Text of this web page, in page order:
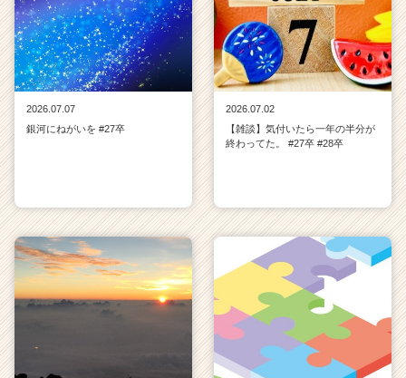
2026.07.07
銀河にねがいを #27卒
2026.07.02
【雑談】気付いたら一年の半分が
終わってた。 #27卒 #28卒